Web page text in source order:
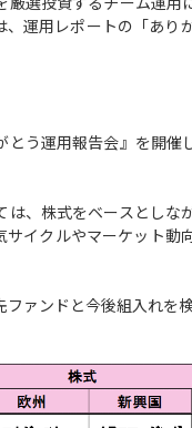
、運用レポートの「あ
う運用報告会』を開催
、株式をベースとしな
サイクルやマーケット
ァンドと今後組入れを